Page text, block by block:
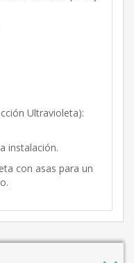
Ultravioleta):
instalación.
con asas para un